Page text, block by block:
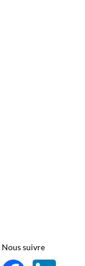
Nous suivre